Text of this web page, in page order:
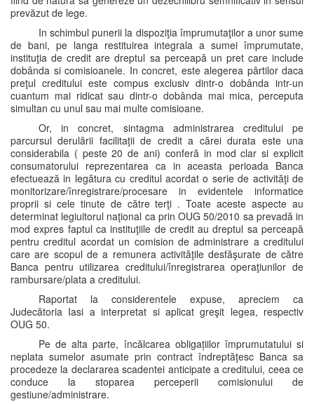
prevăzut de lege.
In schimbul punerii la dispoziţia împrumutaţilor a unor sume
de bani, pe langa restituirea integrala a sumei împrumutate,
instituţia de credit are dreptul sa perceapă un pret care include
dobânda si comisioanele. In concret, este alegerea pârtilor daca
preţul creditului este compus exclusiv dintr-o dobânda intr-un
cuantum mai ridicat sau dintr-o dobânda mai mica, perceputa
simultan cu unul sau mai multe comisioane.
Or, in concret, sintagma administrarea creditului pe
parcursul derulării facilitaţii de credit a cărei durata este una
considerabila ( peste 20 de ani) conferă in mod clar si explicit
consumatorului reprezentarea ca in aceasta perioada Banca
efectuează in legătura cu creditul acordat o serie de activităţi de
monitorizare/înregistrare/procesare in evidentele informatice
proprii si cele tinute de către terţi . Toate aceste aspecte au
determinat legiuitorul naţional ca prin OUG 50/2010 sa prevadă in
mod expres faptul ca instituţiile de credit au dreptul sa perceapă
pentru creditul acordat un comision de administrare a creditului
care are scopul de a remunera activităţile desfăşurate de către
Banca pentru utilizarea creditului/înregistrarea operaţiunilor de
rambursare/plata a creditului.
Raportat la considerentele expuse, apreciem ca
Judecătoria Iasi a interpretat si aplicat greşit legea, respectiv
OUG 50.
Pe de alta parte, încălcarea obligațiilor împrumutatului si
neplata sumelor asumate prin contract îndreptăţesc Banca sa
procedeze la declararea scadentei anticipate a creditului, ceea ce
conduce la stoparea perceperii comisionului de
gestiune/administrare.